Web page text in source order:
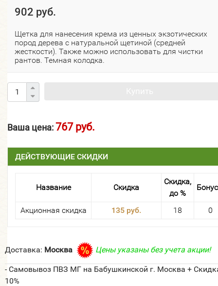
902 руб.
Щетка для нанесения крема из ценных экзотических
пород дерева с натуральной щетиной (средней
жесткости). Также можно использовать для чистки
рантов. Темная колодка.
Ваша цена:767 руб.
ДЕЙСТВУЮЩИЕ СКИДКИ
Название Скидка
Скидка,
до %
Акционная скидка 135 руб. 18 0
Доставка: Москва Цены указаны без учета акции!
- Самовывоз ПВЗ МГ на Бабушкинской г. Москва +
10%